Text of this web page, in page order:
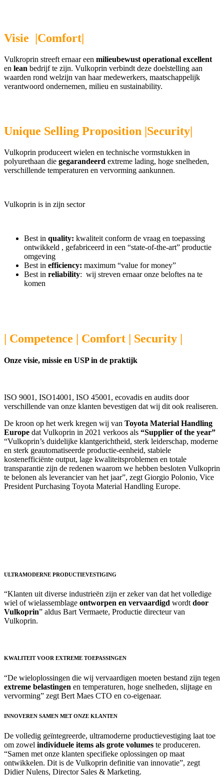
Visie |Comfort|
Vulkroprin streeft ernaar een milieubewust operational excellent
en lean bedrijf te zijn. Vulkoprin verbindt deze doelstelling aan
waarden rond welzijn van haar medewerkers, maatschappelijk
verantwoord ondernemen, milieu en sustainability.
Unique Selling Proposition |Security|
Vulkoprin produceert wielen en technische vormstukken in
polyurethaan die gegarandeerd extreme lading, hoge snelheden,
verschillende temperaturen en vervorming aankunnen.
Vulkoprin is in zijn sector
Best in quality: kwaliteit conform de vraag en toepassing
ontwikkeld , gefabriceerd in een “state-of-the-art” productie
omgeving
Best in efficiency: maximum “value for money”
Best in reliability: wij streven ernaar onze beloftes na te
komen
| Competence | Comfort | Security |
Onze visie, missie en USP in de praktijk
ISO 9001, ISO14001, ISO 45001, ecovadis en audits door
verschillende van onze klanten bevestigen dat wij dit ook realiseren.
De kroon op het werk kregen wij van Toyota Material Handling
Europe dat Vulkoprin in 2021 verkoos als “Supplier of the year”
“Vulkoprin’s duidelijke klantgerichtheid, sterk leiderschap, moderne
en sterk geautomatiseerde productie-eenheid, stabiele
kostenefficiënte output, lage kwaliteitsproblemen en totale
transparantie zijn de redenen waarom we hebben besloten Vulkoprin
te belonen als leverancier van het jaar”, zegt Giorgio Polonio, Vice
President Purchasing Toyota Material Handling Europe.
ULTRAMODERNE PRODUCTIEVESTIGING
“Klanten uit diverse industrieën zijn er zeker van dat het volledige
wiel of wielassemblage ontworpen en vervaardigd wordtdoor
Vulkoprin” aldus Bart Vermaete, Productie directeur van
Vulkoprin.
KWALITEIT VOOR EXTREME TOEPASSINGEN
“De wieloplossingen die wij vervaardigen moeten bestand zijn tegen
extreme belastingen en temperaturen, hoge snelheden, slijtage en
vervorming” zegt Bert Maes CTO en co-eigenaar.
INNOVEREN SAMEN MET ONZE KLANTEN
De volledig geïntegreerde, ultramoderne productievestiging laat toe
om zowel individuele items als grote volumes te produceren.
“Samen met onze klanten specifieke oplossingen op maat
ontwikkelen. Dit is de Vulkoprin definitie van innovatie”, zegt
Didier Nulens, Director Sales & Marketing.